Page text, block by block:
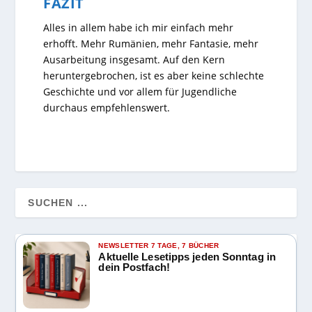
Alles in allem habe ich mir einfach mehr
erhofft. Mehr Rumänien, mehr Fantasie, mehr
Ausarbeitung insgesamt. Auf den Kern
heruntergebrochen, ist es aber keine schlechte
Geschichte und vor allem für Jugendliche
durchaus empfehlenswert.
NEWSLETTER 7 TAGE, 7 BÜCHER
Aktuelle Lesetipps jeden Sonntag in
dein Postfach!